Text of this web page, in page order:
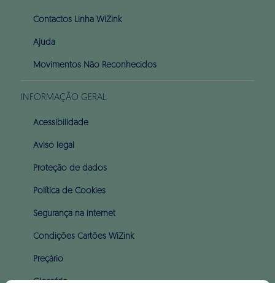
Contactos Linha WiZink
Ajuda
Movimentos Não Reconhecidos
INFORMAÇÃO GERAL
Acessibilidade
Aviso legal
Proteção de dados
Política de Cookies
Segurança na internet
Condições Cartões WiZink
Preçário